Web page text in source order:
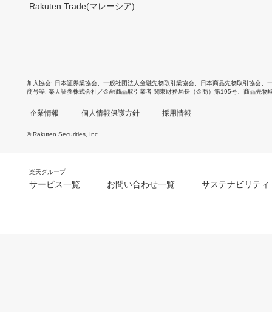
Rakuten Trade(マレーシア)
加入協会 日本証券業協会 一般社団法人金融先物取引業協会 日本商品先物取引協会
商号等 楽天証券株式会社／金融商品取引業者 関東財務局長（金商）第195号、商品先物
企業情報 個人情報保護方針 採用情報
© Rakuten Securities, Inc.
楽天グループ
サービス一覧 お問い合わせ一覧 サステナビリティ